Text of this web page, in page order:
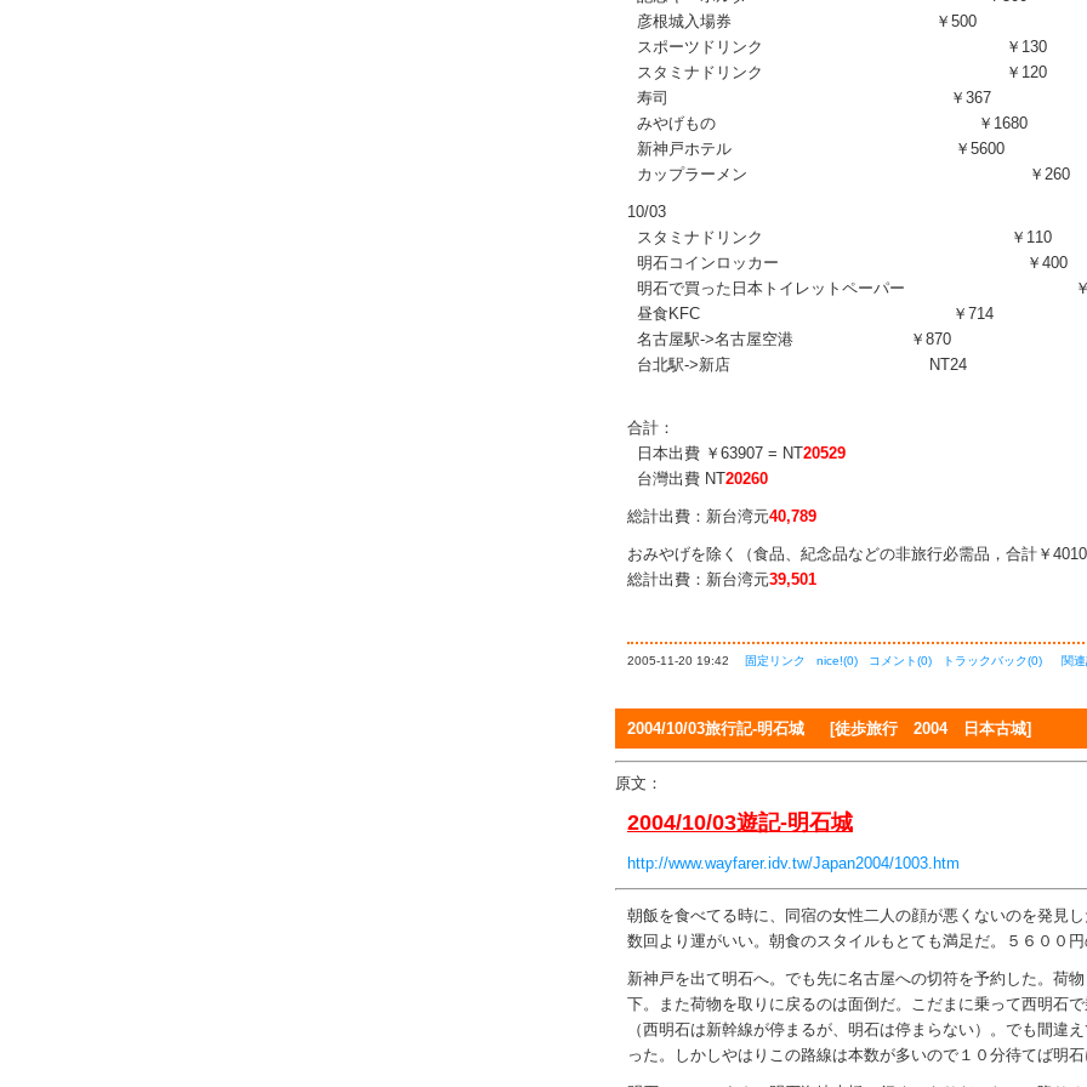
彦根城入場券 ￥500
スポーツドリンク ￥130
スタミナドリンク ￥120
寿司 ￥367
みやげもの ￥1680
新神戸ホテル ￥5600
カップラーメン ￥260
10/03
スタミナドリンク ￥110
明石コインロッカー ￥400
明石で買った日本トイレットペーパー ￥
昼食KFC ￥714
名古屋駅->名古屋空港 ￥870
台北駅->新店 NT24
合計：
日本出費 ￥63907 = NT20529
台灣出費 NT20260
総計出費：新台湾元40,789
おみやげを除く（食品、紀念品などの非旅行必需品，合計￥
総計出費：新台湾元39,501
2005-11-20 19:42 固定リンク nice!(0) コメント(0) トラックバック(0) 関
2004/10/03旅行記-明石城 [徒歩旅行 2004 日本古城]
原文：
2004/10/03遊記-明石城
http://www.wayfarer.idv.tw/Japan2004/1003.htm
朝飯を食べてる時に、同宿の女性二人の顔が悪くないのを発見
数回より運がいい。朝食のスタイルもとても満足だ。５６００
新神戸を出て明石へ。でも先に名古屋への切符を予約した。荷
下。また荷物を取りに戻るのは面倒だ。こだまに乗って西明石
（西明石は新幹線が停まるが、明石は停まらない）。でも間違
った。しかしやはりこの路線は本数が多いので１０分待てば明